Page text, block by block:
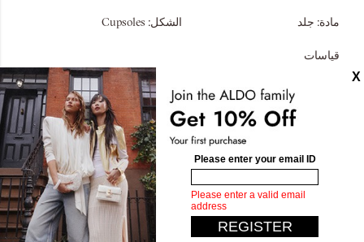
مادة: جلد الشكل: Cupsoles
قياسات
عداء
تصاميم مشابهة
Pillow Walk
Rexson
بيلو ووك